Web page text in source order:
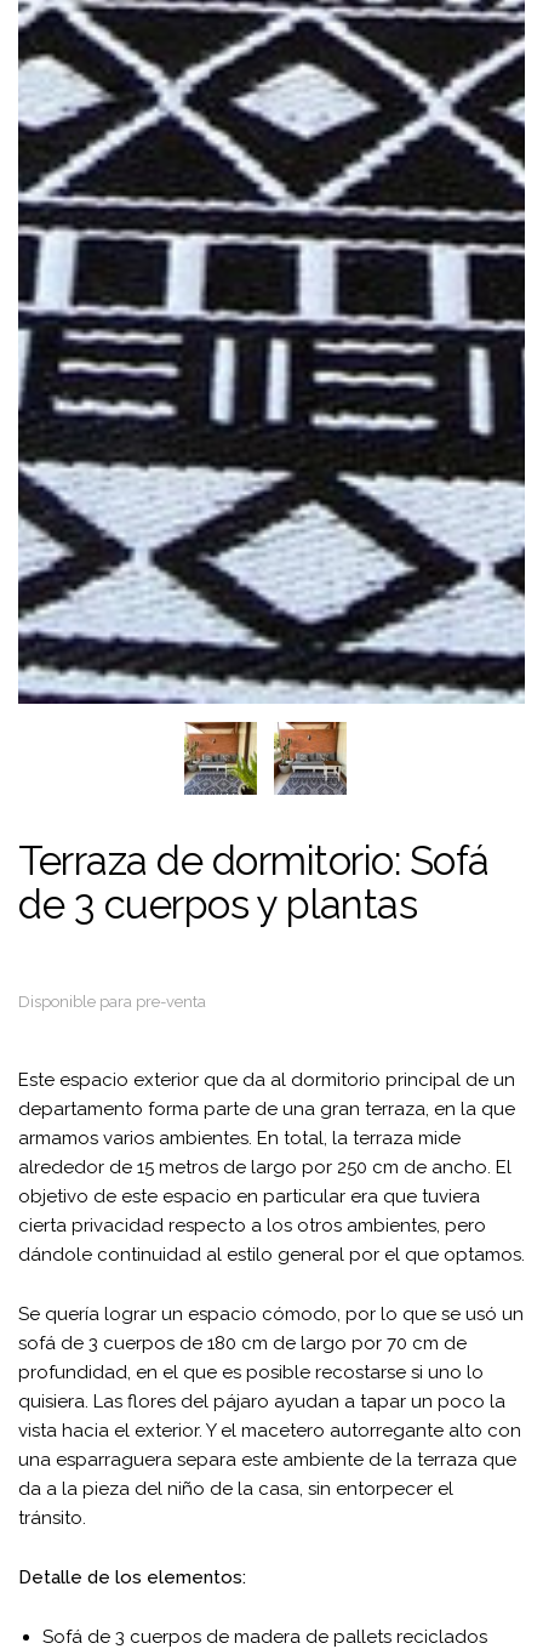
Terraza de dormitorio: Sofá
de 3 cuerpos y plantas
Disponible para pre-venta
Este espacio exterior que da al dormitorio principal de un
departamento forma parte de una gran terraza, en la que
armamos varios ambientes. En total, la terraza mide
alrededor de 15 metros de largo por 250 cm de ancho. El
objetivo de este espacio en particular era que tuviera
cierta privacidad respecto a los otros ambientes, pero
dándole continuidad al estilo general por el que optamos.
Se quería lograr un espacio cómodo, por lo que se usó un
sofá de 3 cuerpos de 180 cm de largo por 70 cm de
profundidad, en el que es posible recostarse si uno lo
quisiera. Las flores del pájaro ayudan a tapar un poco la
vista hacia el exterior. Y el macetero autorregante alto con
una esparraguera separa este ambiente de la terraza que
da a la pieza del niño de la casa, sin entorpecer el
tránsito.
Detalle de los elementos:
Sofá de 3 cuerpos de madera de pallets reciclados